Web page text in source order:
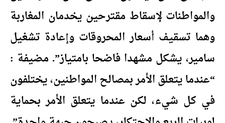
والمواطنات لإسقاط مقترحين يخدمان المغاربة
وهما تسقيف أسعار المحروقات وإعادة تشغيل
سامير، يشكل مشهدا فاضحا بامتياز”. مضيفة :
“عندما يتعلق الأمر بمصالح المواطنين، يختلفون
في كل شيء، لكن عندما يتعلق الأمر بحماية